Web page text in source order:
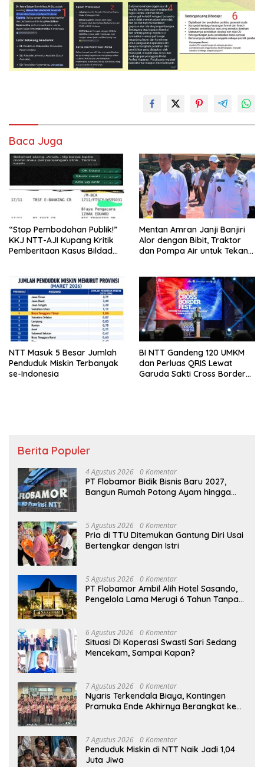
Baca Juga
“Stop Pembodohan Publik!”
KKJ NTT-AJI Kupang Kritik
Pemberitaan Kasus Bildad
Mentan Amran Janji Banjiri
Alor dengan Bibit, Traktor
dan Pompa Air untuk Tekan
NTT Masuk 5 Besar Jumlah
Penduduk Miskin Terbanyak
se-Indonesia
BI NTT Gandeng 120 UMKM
dan Perluas QRIS Lewat
Garuda Sakti Cross Border
Berita Populer
4 Agustus 2026 0 Komentar
PT Flobamor Bidik Bisnis Baru 2027,
Bangun Rumah Potong Ayam hingga
5 Agustus 2026 0 Komentar
Pria di TTU Ditemukan Gantung Diri Usai
Bertengkar dengan Istri
5 Agustus 2026 0 Komentar
PT Flobamor Ambil Alih Hotel Sasando,
Pengelola Lama Merugi 6 Tahun Tanpa
6 Agustus 2026 0 Komentar
Situasi Di Koperasi Swasti Sari Sedang
Mencekam, Sampai Kapan?
7 Agustus 2026 0 Komentar
Nyaris Terkendala Biaya, Kontingen
Pramuka Ende Akhirnya Berangkat ke
7 Agustus 2026 0 Komentar
Penduduk Miskin di NTT Naik Jadi 1,04
Juta Jiwa